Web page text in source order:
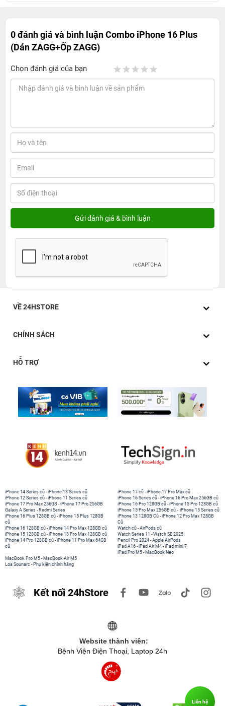
0 đánh giá và bình luậnCombo iPhone 16 Plus
(Dán ZAGG+Ốp ZAGG)
Chọn đánh giá của bạn
VỀ 24HSTORE
CHÍNH SÁCH
HỖ TRỢ
iPhone 14 Series cũ -iPhone 13 Series cũ
iPhone 12 Series cũ -iPhone 11 Series cũ
iPhone 17 Pro Max 256GB -iPhone 17 Pro 256GB
Galaxy A Series - Redmi Series
iPhone 17 cũ -iPhone 17 Pro Max cũ
iPhone 16 Series cũ - iPhone 16 Pro Max 256GB cũ
iPhone 16 Pro 128GB cũ -iPhone 15 Pro 128GB cũ
iPhone 15 Pro Max 256GB cũ - iPhone 15 Series cũ
iPhone 16 Plus 128GB cũ -iPhone 15 Plus 128GB
cũ
iPhone 16 128GB cũ -iPhone 14 Pro Max 128GB cũ
iPhone 15 128GB cũ -iPhone 13 Pro Max 128GB cũ
iPhone 14 Pro 128GB cũ -iPhone 11 Pro Max 64GB
cũ
iPhone 13 128GB Cũ -iPhone 12 Pro Max 128GB
Cũ
Watch cũ -AirPods cũ
Watch Series 11 -Watch SE 2025
Pencil Pro 2024 -Apple AirPods
iPad A16 -iPad Air M4 -iPad mini 7
iPad Pro M5 - MacBook Neo
MacBook Pro M5 - MacBook Air M5
Loa Sounarc - Phụ kiện chính hãng
Kết nối 24hStore
Website thành viên:
Bệnh Viện Điện Thoại, Laptop 24h
Liên hệ